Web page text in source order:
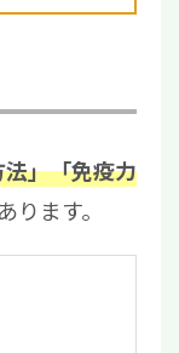
」「免疫力
ります。